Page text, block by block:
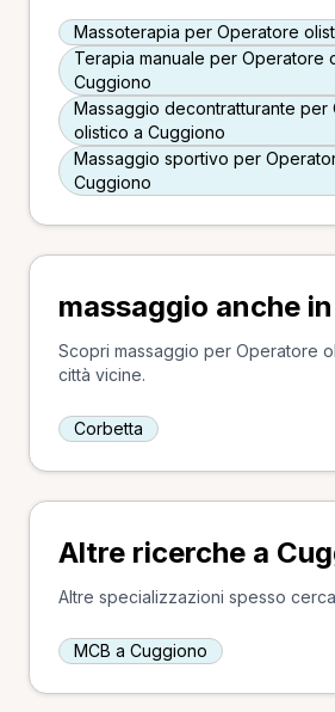
Massoterapia per Operatore
Terapia manuale per Operatore
Cuggiono
Massaggio decontratturante per
olistico a Cuggiono
Massaggio sportivo per
Cuggiono
massaggio anche
Scopri massaggio per Operatore
città vicine.
Corbetta
Altre ricerche a
Altre specializzazioni spesso
MCB a Cuggiono